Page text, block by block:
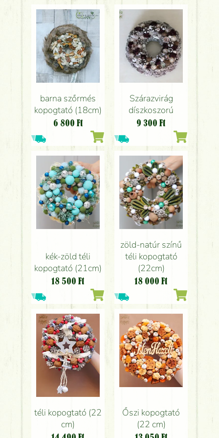
barna szőrmés
kopogtató (18cm)
6 800 Ft
Szárazvirág
díszkoszorú
9 300 Ft
kék-zöld téli
kopogtató (21cm)
18 500 Ft
zöld-natúr színű
téli kopogtató
(22cm)
18 000 Ft
téli kopogtató (22
cm)
Őszi kopogtató
(22 cm)